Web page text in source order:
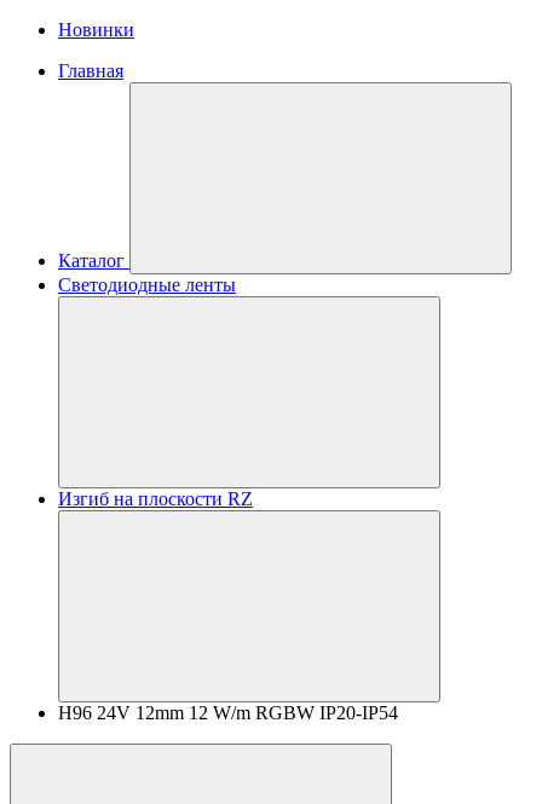
Новинки
Главная
Каталог
Светодиодные ленты
Изгиб на плоскости RZ
H96 24V 12mm 12 W/m RGBW IP20-IP54